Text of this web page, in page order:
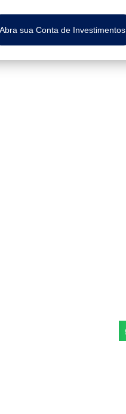
Abra sua Conta de Investimentos